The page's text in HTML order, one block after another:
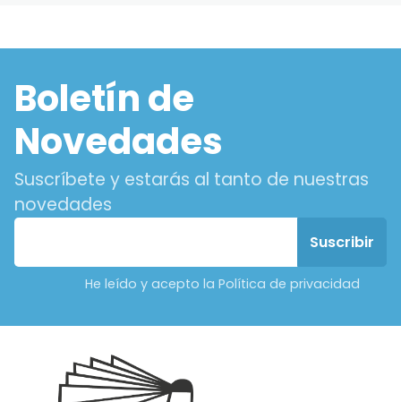
Boletín de
Novedades
Suscríbete y estarás al tanto de nuestras
novedades
He leído y acepto la Política de privacidad